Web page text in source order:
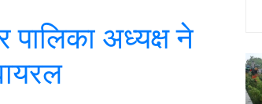
पालिका अध्यक्ष ने